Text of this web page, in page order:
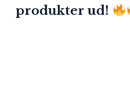
produkter ud!